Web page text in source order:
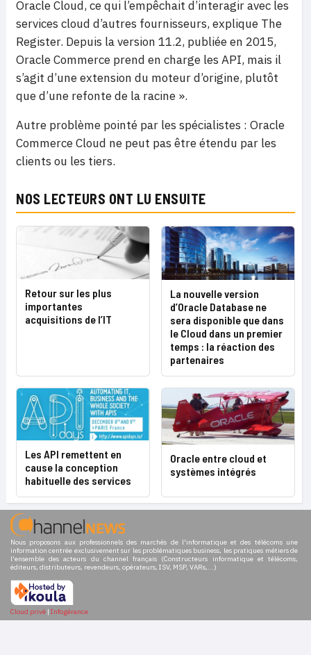
Oracle Cloud, ce qui l’empêchait d’interagir avec les
services cloud d’autres fournisseurs, explique The
Register. Depuis la version 11.2, publiée en 2015,
Oracle Commerce prend en charge les API, mais il
s’agit d’une extension du moteur d’origine, plutôt
que d’une refonte de la racine ».
Autre problème pointé par les spécialistes : Oracle
Commerce Cloud ne peut pas être étendu par les
clients ou les tiers.
NOS LECTEURS ONT LU ENSUITE
Retour sur les plus
importantes
acquisitions de l’IT
La nouvelle version
d’Oracle Database ne
sera disponible que dans
le Cloud dans un premier
temps : la réaction des
partenaires
Les API remettent en
cause la conception
habituelle des services
Oracle entre cloud et
systèmes intégrés
Nous proposons aux professionnels des marchés de l'informatique et des télécoms une
information centrée exclusivement sur les problématiques business, les pratiques métiers de
l'ensemble des acteurs du channel français (Constructeurs informatique et télécoms,
éditeurs, distributeurs, revendeurs, opérateurs, ISV, MSP, VARs,...)
Cloud privé | Infogérance